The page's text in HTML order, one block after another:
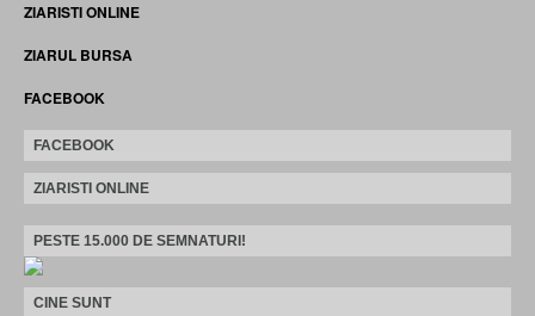
ZIARISTI ONLINE
ZIARUL BURSA
FACEBOOK
FACEBOOK
ZIARISTI ONLINE
PESTE 15.000 DE SEMNATURI!
CINE SUNT